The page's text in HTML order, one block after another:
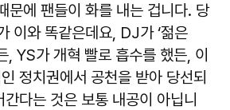
문에 팬들이 화를 내는 겁니다. 당
이와 똑같은데요, DJ가 ‘젊은
, YS가 개혁 빨로 흡수를 했든, 이
정치권에서 공천을 받아 당선되
다는 것은 보통 내공이 아닙니